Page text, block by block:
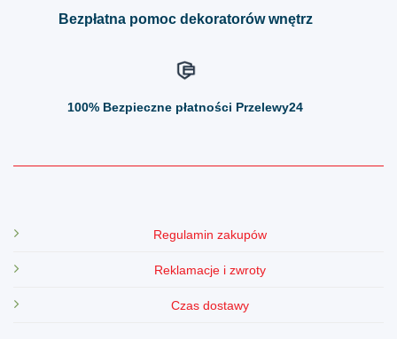
Bezpłatna pomoc dekoratorów wnętrz
100% Bezpieczne płatności Przelewy24
Regulamin zakupów
Reklamacje i zwroty
Czas dostawy